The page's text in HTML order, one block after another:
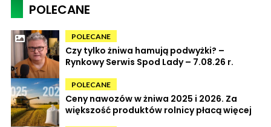
POLECANE
POLECANE
Czy tylko żniwa hamują podwyżki? –
Rynkowy Serwis Spod Lady – 7.08.26 r.
POLECANE
Ceny nawozów w żniwa 2025 i 2026. Za
większość produktów rolnicy płacą więcej